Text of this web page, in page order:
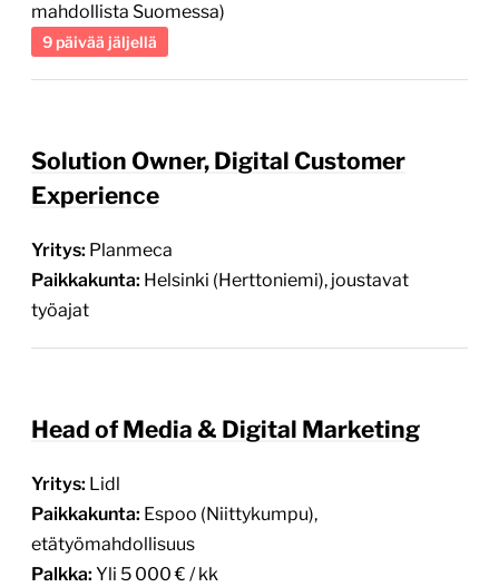
mahdollista Suomessa)
9 päivää jäljellä
Solution Owner, Digital Customer
Experience
Yritys: Planmeca
Paikkakunta: Helsinki (Herttoniemi), joustavat
työajat
Head of Media & Digital Marketing
Yritys: Lidl
Paikkakunta: Espoo (Niittykumpu),
etätyömahdollisuus
Palkka: Yli 5 000 € / kk